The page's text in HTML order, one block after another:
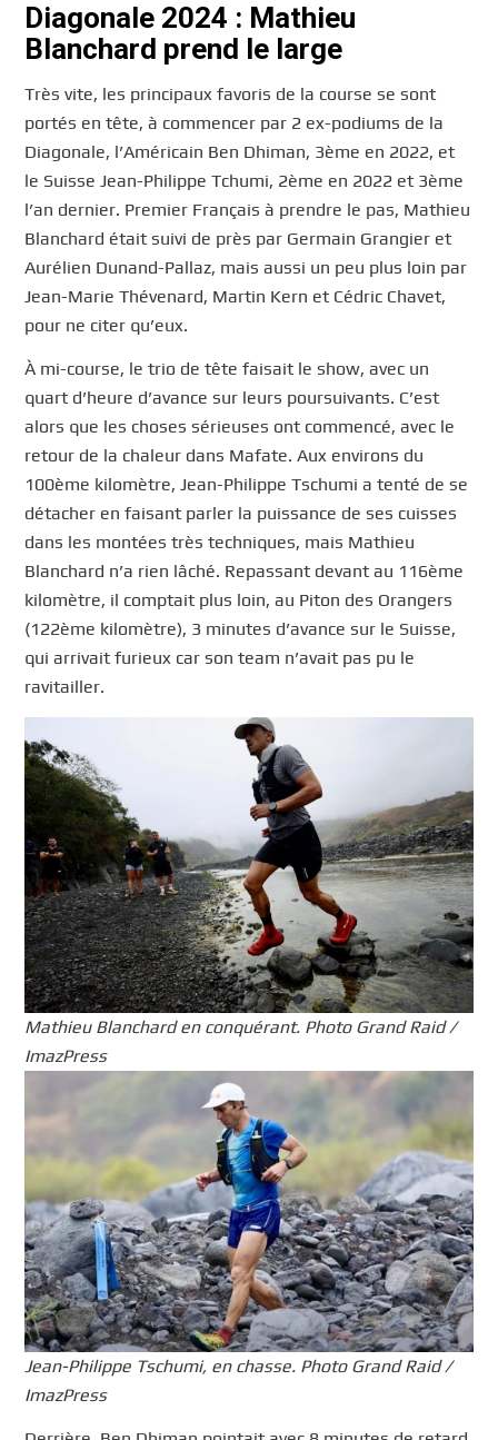
Diagonale 2024 : Mathieu
Blanchard prend le large
Très vite, les principaux favoris de la course se sont
portés en tête, à commencer par 2 ex-podiums de la
Diagonale, l’Américain Ben Dhiman, 3ème en 2022, et
le Suisse Jean-Philippe Tchumi, 2ème en 2022 et 3ème
l’an dernier. Premier Français à prendre le pas, Mathieu
Blanchard était suivi de près par Germain Grangier et
Aurélien Dunand-Pallaz, mais aussi un peu plus loin par
Jean-Marie Thévenard, Martin Kern et Cédric Chavet,
pour ne citer qu’eux.
À mi-course, le trio de tête faisait le show, avec un
quart d’heure d’avance sur leurs poursuivants. C’est
alors que les choses sérieuses ont commencé, avec le
retour de la chaleur dans Mafate. Aux environs du
100ème kilomètre, Jean-Philippe Tschumi a tenté de se
détacher en faisant parler la puissance de ses cuisses
dans les montées très techniques, mais Mathieu
Blanchard n’a rien lâché. Repassant devant au 116ème
kilomètre, il comptait plus loin, au Piton des Orangers
(122ème kilomètre), 3 minutes d’avance sur le Suisse,
qui arrivait furieux car son team n’avait pas pu le
ravitailler.
Mathieu Blanchard en conquérant. Photo Grand Raid /
ImazPress
Jean-Philippe Tschumi, en chasse. Photo Grand Raid /
ImazPress